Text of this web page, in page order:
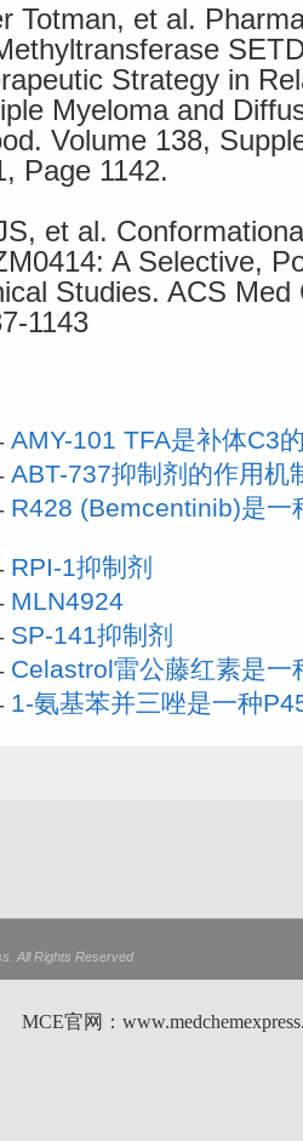
et al.
Strategy in
Myeloma and
Volume 138,
Page 1142.
et al.
A Selective,
Studies. ACS
1143
AMY-101 TFA是补体C3
ABT-737抑制剂的作用机
R428 (Bemcentinib)是一
RPI-1抑制剂
MLN4924
SP-141抑制剂
Celastrol雷公藤红素是一
1-氨基苯并三唑是一种
All Rights Reserved
MCE官网：